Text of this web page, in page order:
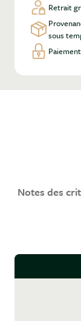
Retrait
sous
Notes des